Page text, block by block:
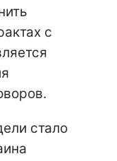
с
стало